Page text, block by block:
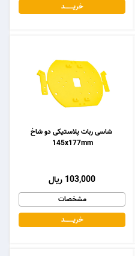
خریـــــــد
شاسی ربات پلاستیکی دو شاخ
145x177mm
103,000 ریال
مشخصات
خریـــــــد